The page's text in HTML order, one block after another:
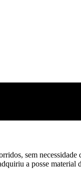
sem
a posse material